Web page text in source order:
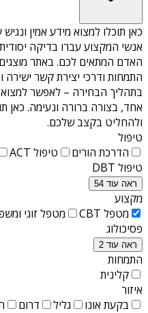
כאן תוכלו למצוא מידע אמין ונגיש
אנשי המקצוע עברו בדיקה
האדם המתאים לכם. באתר
התמחות ודרכי יצירת קשר
בתהליך הבחירה – לאפשר
אחד, בצורה ברורה ונעימה. כאן
ולהחליט בקצב שלכם.
טיפול
הדרכת הורים
טיפול ACT
טיפול DBT
ראה עוד 54
מקצוע
מטפל CBT
מטפל זוגי
פסיכולוג
ראה עוד 2
התמחות
קלינית
איזור
בקעת אונו
גליל דרום